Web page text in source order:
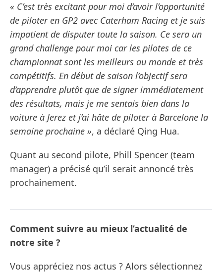
« C’est très excitant pour moi d’avoir l’opportunité
de piloter en GP2 avec Caterham Racing et je suis
impatient de disputer toute la saison. Ce sera un
grand challenge pour moi car les pilotes de ce
championnat sont les meilleurs au monde et très
compétitifs. En début de saison l’objectif sera
d’apprendre plutôt que de signer immédiatement
des résultats, mais je me sentais bien dans la
voiture à Jerez et j’ai hâte de piloter à Barcelone la
semaine prochaine », a déclaré Qing Hua.
Quant au second pilote, Phill Spencer (team
manager) a précisé qu’il serait annoncé très
prochainement.
Comment suivre au mieux l’actualité de
notre site ?
Vous appréciez nos actus ? Alors sélectionnez